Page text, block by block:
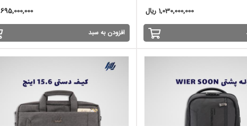
1,030,000,000 ریال
695,000,000 ریال
افزودن به سبد